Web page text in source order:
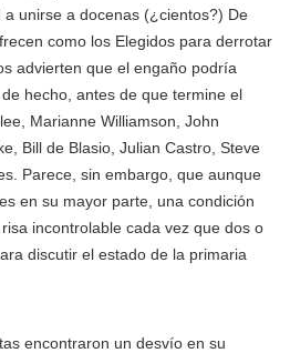
unirse a docenas (¿cientos?) De
como los Elegidos para derrotar
advierten que el engaño podría
hecho, antes de que termine el
Marianne Williamson, John
Bill de Blasio, Julian Castro, Steve
Parece, sin embargo, que aunque
en su mayor parte, una condición
incontrolable cada vez que dos o
discutir el estado de la primaria
encontraron un desvío en su